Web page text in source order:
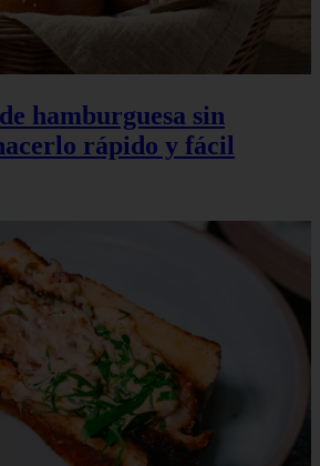
hamburguesa sin
rápido y fácil